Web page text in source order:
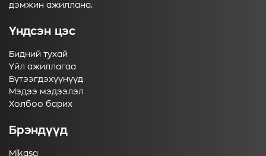
дэмжин ажиллана.
Үндсэн цэс
Бидний тухай
Үйл ажиллагаа
Бүтээгдэхүүнүүд
Мэдээ мэдээлэл
Холбоо барих
Брэндүүд
Mikasa